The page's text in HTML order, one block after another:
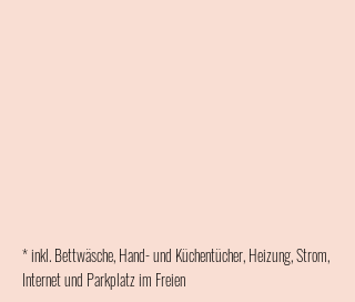
* inkl. Bettwäsche, Hand- und Küchentücher, Heizung, Strom,
Internet und Parkplatz im Freien